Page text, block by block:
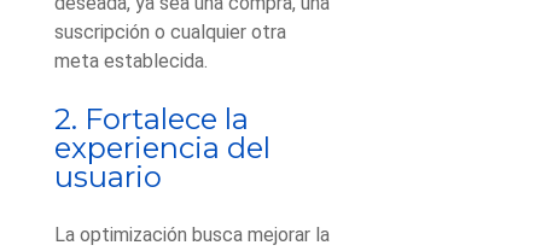
suscripción o cualquier otra
meta establecida.
2. Fortalece la
experiencia del
usuario
La optimización busca mejorar la